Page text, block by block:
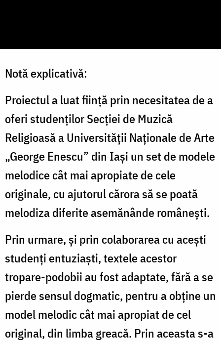
Notă explicativă:
Proiectul a luat ființă prin necesitatea de a
oferi studenților Secției de Muzică
Religioasă a Universității Naționale de Arte
„George Enescu” din Iași un set de modele
melodice cât mai apropiate de cele
originale, cu ajutorul cărora să se poată
melodiza diferite asemănânde românești.
Prin urmare, și prin colaborarea cu acești
studenți entuziaști, textele acestor
tropare-podobii au fost adaptate, fără a se
pierde sensul dogmatic, pentru a obține un
model melodic cât mai apropiat de cel
original, din limba greacă. Prin aceasta s-a